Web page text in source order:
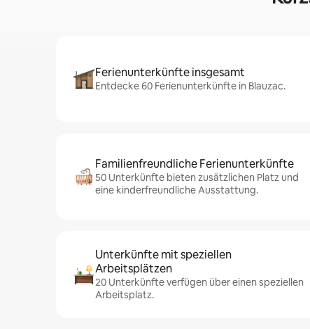
Ferienunterkünfte insgesamt
Entdecke 60 Ferienunterkünfte in Blauzac.
Familienfreundliche Ferienunterkünfte
50 Unterkünfte bieten zusätzlichen Platz und
eine kinderfreundliche Ausstattung.
Unterkünfte mit speziellen
Arbeitsplätzen
20 Unterkünfte verfügen über einen speziellen
Arbeitsplatz.